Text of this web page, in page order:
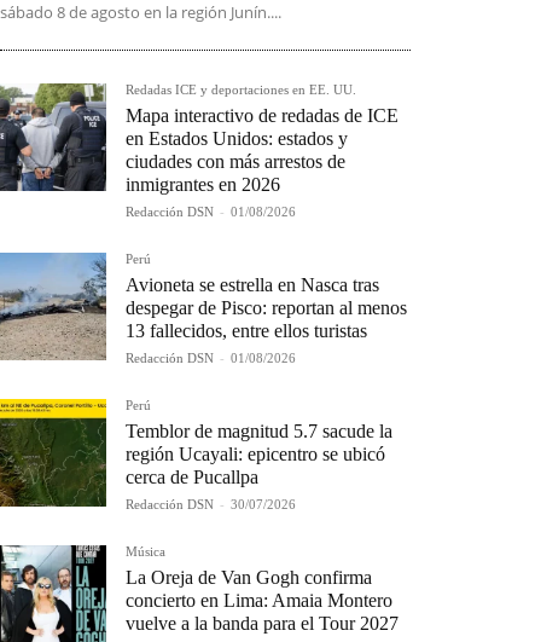
sábado 8 de agosto en la región Junín....
Redadas ICE y deportaciones en EE. UU.
Mapa interactivo de redadas de ICE
en Estados Unidos: estados y
ciudades con más arrestos de
inmigrantes en 2026
Redacción DSN - 01/08/2026
Perú
Avioneta se estrella en Nasca tras
despegar de Pisco: reportan al menos
13 fallecidos, entre ellos turistas
Redacción DSN - 01/08/2026
Perú
Temblor de magnitud 5.7 sacude la
región Ucayali: epicentro se ubicó
cerca de Pucallpa
Redacción DSN - 30/07/2026
Música
La Oreja de Van Gogh confirma
concierto en Lima: Amaia Montero
vuelve a la banda para el Tour 2027